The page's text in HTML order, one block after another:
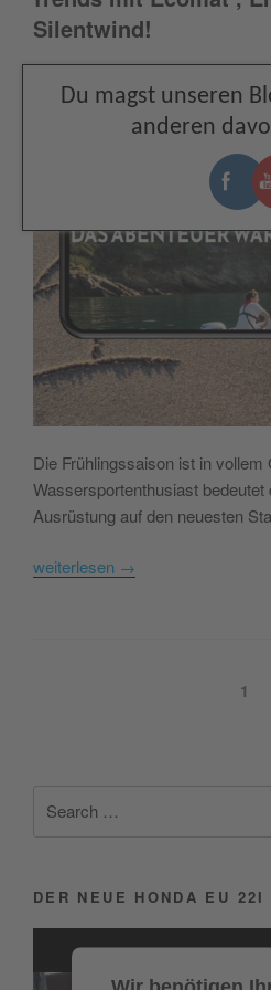
Silentwind!
Die Frühlingssaison ist in vollem
Wassersportenthusiast
Ausrüstung auf den neuesten
weiterlesen →
1
for:
DER NEUE HONDA EU 22I
Player
Du magst unseren
anderen
Facebook